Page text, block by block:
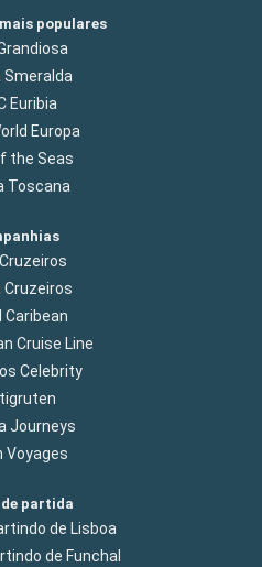
populares
Smeralda
Euribia
Europa
the Seas
Toscana
Cruzeiros
Caribean
Cruise Line
Celebrity
Journeys
Voyages
partida
de Lisboa
de Funchal